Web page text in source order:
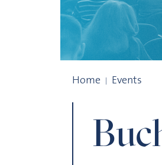
Home Events